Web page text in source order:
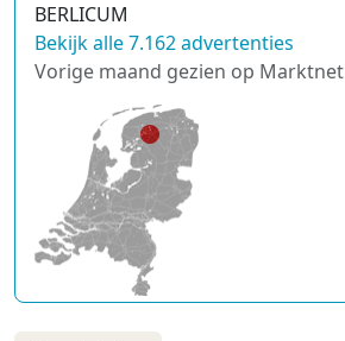
BERLICUM
Bekijk alle 7.162 advertenties
Vorige maand gezien op Marktnet